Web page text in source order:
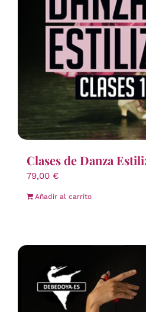
Clases de Danza
79,00 €
Añadir al carrito